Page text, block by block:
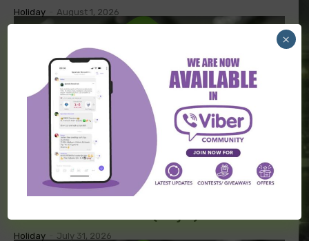
Holiday August 1, 2026
TRANSFERI FUDBAL
Holiday July 31, 2026
×